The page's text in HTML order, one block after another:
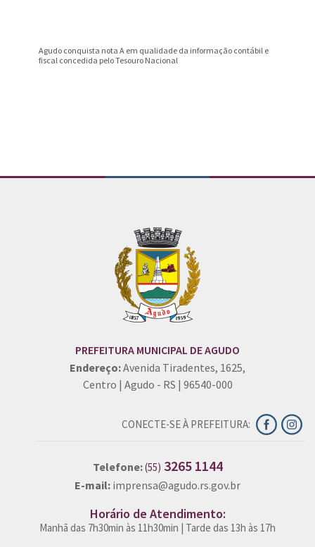
Agudo conquista nota A em qualidade da informação contábil e
fiscal concedida pelo Tesouro Nacional
PREFEITURA MUNICIPAL DE AGUDO
Endereço:Avenida Tiradentes, 1625,
Centro | Agudo - RS | 96540-000
CONECTE-SE À PREFEITURA:
Telefone:(55) 3265 1144
E-mail: imprensa@agudo.rs.gov.br
Horário de Atendimento:
Manhã das 7h30min às 11h30min | Tarde das 13h às 17h